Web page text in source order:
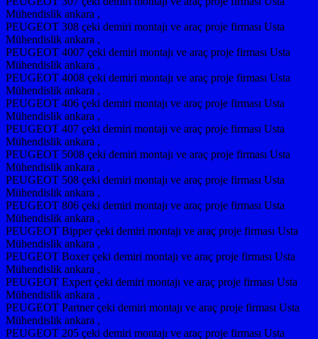
Mühendislik ankara ,
PEUGEOT 308 çeki demiri montajı ve araç proje firması Usta
Mühendislik ankara ,
PEUGEOT 4007 çeki demiri montajı ve araç proje firması Usta
Mühendislik ankara ,
PEUGEOT 4008 çeki demiri montajı ve araç proje firması Usta
Mühendislik ankara ,
PEUGEOT 406 çeki demiri montajı ve araç proje firması Usta
Mühendislik ankara ,
PEUGEOT 407 çeki demiri montajı ve araç proje firması Usta
Mühendislik ankara ,
PEUGEOT 5008 çeki demiri montajı ve araç proje firması Usta
Mühendislik ankara ,
PEUGEOT 508 çeki demiri montajı ve araç proje firması Usta
Mühendislik ankara ,
PEUGEOT 806 çeki demiri montajı ve araç proje firması Usta
Mühendislik ankara ,
PEUGEOT Bipper çeki demiri montajı ve araç proje firması Usta
Mühendislik ankara ,
PEUGEOT Boxer çeki demiri montajı ve araç proje firması Usta
Mühendislik ankara ,
PEUGEOT Expert çeki demiri montajı ve araç proje firması Usta
Mühendislik ankara ,
PEUGEOT Partner çeki demiri montajı ve araç proje firması Usta
Mühendislik ankara ,
PEUGEOT 205 çeki demiri montajı ve araç proje firması Usta